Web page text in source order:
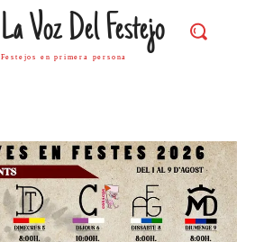
La Voz Del Festejo
Festejos en primera persona